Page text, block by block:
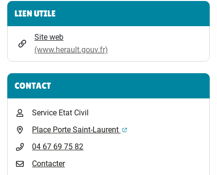
Informations complémentaires
LIEN UTILE
Site web
(www.herault.gouv.fr)
CONTACT
Service Etat Civil
Place Porte Saint-Laurent
(ouverture dans un
04 67 69 75 82
Contacter